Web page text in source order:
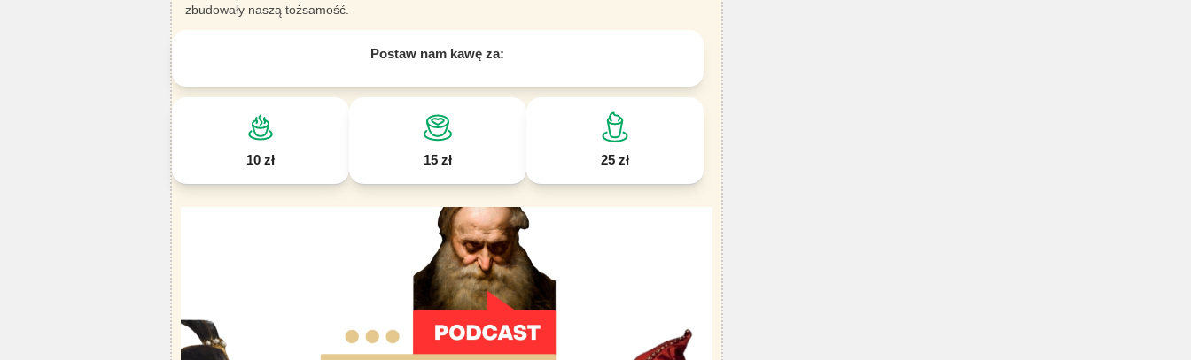
zbudowały naszą tożsamość.
Postaw nam kawę za:
10 zł 15 zł 25 zł